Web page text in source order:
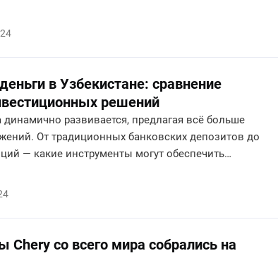
в Узбекистане: сравнение
решений
развивается, предлагая всё больше
От традиционных банковских депозитов до
— какие инструменты могут обеспечить
Chery со всего мира собрались на